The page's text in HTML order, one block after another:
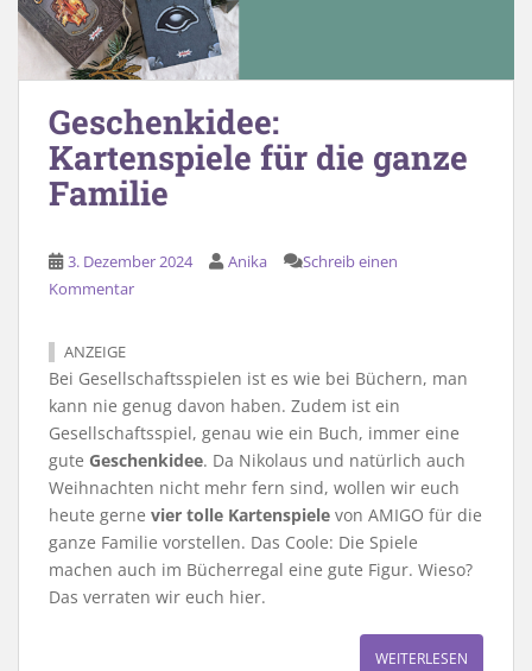
Geschenkidee:
Kartenspiele für die ganze
Familie
3. Dezember 2024 Anika
Schreib einen
Kommentar
ANZEIGE
Bei Gesellschaftsspielen ist es wie bei Büchern, man
kann nie genug davon haben. Zudem ist ein
Gesellschaftsspiel, genau wie ein Buch, immer eine
gute Geschenkidee. Da Nikolaus und natürlich auch
Weihnachten nicht mehr fern sind, wollen wir euch
heute gerne vier tolle Kartenspiele von AMIGO für die
ganze Familie vorstellen. Das Coole: Die Spiele
machen auch im Bücherregal eine gute Figur. Wieso?
Das verraten wir euch hier.
WEITERLESEN